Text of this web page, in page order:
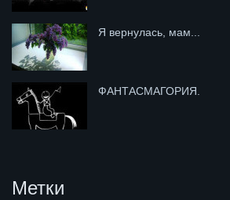
Я вернулась, мам...
ФАНТАСМАГОРИЯ.
Метки